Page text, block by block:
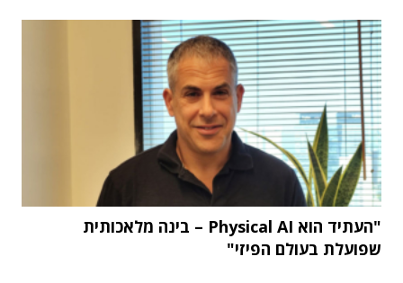
"העתיד הוא Physical AI – בינה מלאכותית
שפועלת בעולם הפיזי"